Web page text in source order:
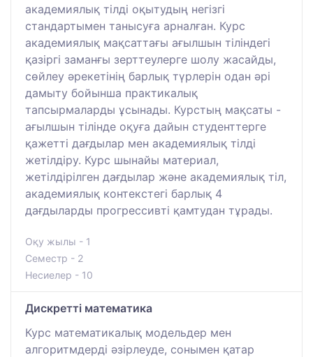
академиялық тілді оқытудың негізгі
стандартымен танысуға арналған. Курс
академиялық мақсаттағы ағылшын тіліндегі
қазіргі заманғы зерттеулерге шолу жасайды,
сөйлеу әрекетінің барлық түрлерін одан әрі
дамыту бойынша практикалық
тапсырмаларды ұсынады. Курстың мақсаты -
ағылшын тілінде оқуға дайын студенттерге
қажетті дағдылар мен академиялық тілді
жетілдіру. Курс шынайы материал,
жетілдірілген дағдылар және академиялық тіл,
академиялық контекстегі барлық 4
дағдыларды прогрессивті қамтудан тұрады.
Оқу жылы - 1
Семестр - 2
Несиелер - 10
Дискретті математика
Курс математикалық модельдер мен
алгоритмдерді әзірлеуде, сонымен қатар